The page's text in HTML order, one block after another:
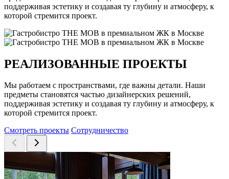
поддерживая эстетику и создавая ту глубину и атмосферу, к
которой стремится проект.
РЕАЛИЗОВАННЫЕ ПРОЕКТЫ
Мы работаем с пространствами, где важны детали. Наши
предметы становятся частью дизайнерских решений,
поддерживая эстетику и создавая ту глубину и атмосферу, к
которой стремится проект.
Смотреть проекты Сотрудничество